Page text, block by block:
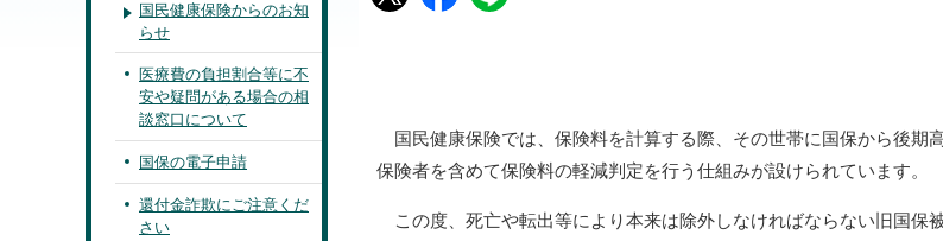
国民健康保険では、保険料を計算する際、その世帯に国保から後期
保険者を含めて保険料の軽減判定を行う仕組みが設けられています。
この度、死亡や転出等により本来は除外しなければならない旧国保
国民健康保険からのお知
らせ
医療費の負担割合等に不
安や疑問がある場合の相
談窓口について
国保の電子申請
還付金詐欺にご注意くだ
さい